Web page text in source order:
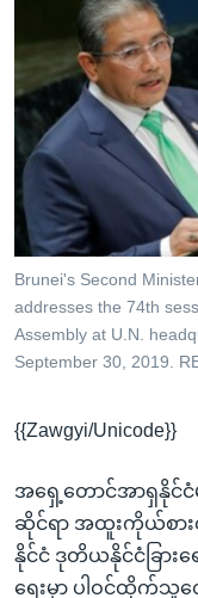
အ
ညွန်း
စာမျက်နှာ
သို့
ကြည့်
ရန်
ရှာဖွေ
ရန်
နေရာ
ရုပ်ရှင်ထဲက အင်္ဂလိပ်စ
သုတပဒေသာ အင်္ဂလိပ်
ရေဒီယို/တီဗွီအစီအစဉ်
Learning English
ဗွီအိုအေ လူမှုကွန်ယက်မျာ
ဘာသာစကားများ
Brunei's Second
addresses the 74th
Assembly at U.N.
September 30, 2019.
{{Zawgyi/Unicode}}
အရှေ့တောင်အာရှနိုင်ငံမ
ဆိုင်ရာ အထူးကိုယ်စာ
နိုင်ငံ ဒုတိယနိုင်ငံခြားရေ
ရေးမှာ ပါဝင်ထိုက်သူ